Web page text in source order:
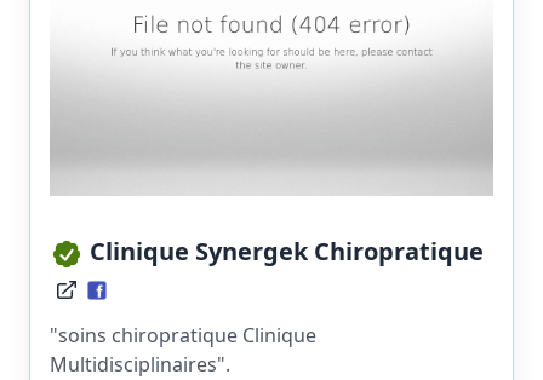
Clinique Synergek Chiropratique
"soins chiropratique Clinique
Multidisciplinaires".